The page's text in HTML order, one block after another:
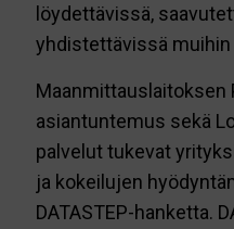
löydettävissä,
yhdistettävissä muihin
Maanmittauslaitoksen
asiantuntemus sekä
palvelut tukevat
ja kokeilujen
DATASTEP-hanketta.